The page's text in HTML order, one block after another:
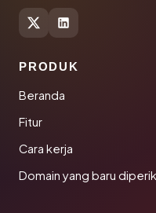
PRODUK
Beranda
Fitur
Cara kerja
Domain yang baru